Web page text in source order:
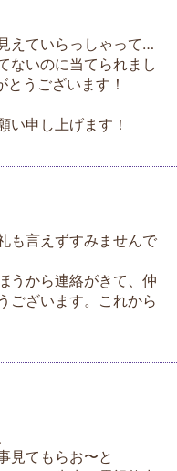
えていらっしゃって…
ないのに当てられまし
とうございます！
い申し上げます！
も言えずすみませんで
うから連絡がきて、仲
ございます。これから
見てもらお〜と